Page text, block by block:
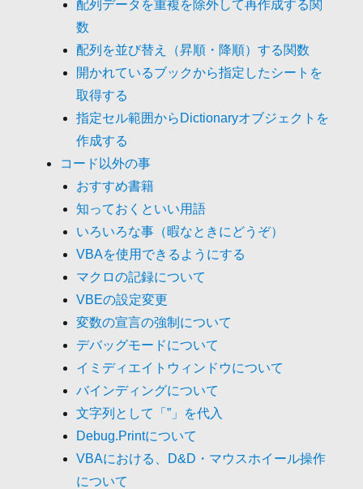
配列データを重複を除外して再作成する関
数
配列を並び替え（昇順・降順）する関数
開かれているブックから指定したシートを
取得する
指定セル範囲からDictionaryオブジェクトを
作成する
コード以外の事
おすすめ書籍
知っておくといい用語
いろいろな事（暇なときにどうぞ）
VBAを使用できるようにする
マクロの記録について
VBEの設定変更
変数の宣言の強制について
デバッグモードについて
イミディエイトウィンドウについて
バインディングについて
文字列として「”」を代入
Debug.Printについて
VBAにおける、D&D・マウスホイール操作
について